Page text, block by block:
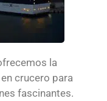
la
crucero para
fascinantes.